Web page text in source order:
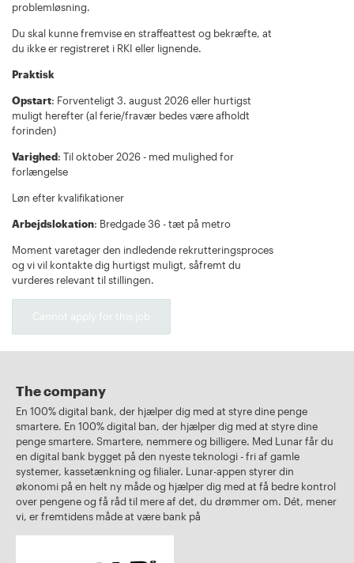
problemløsning.
Du skal kunne fremvise en straffeattest og bekræfte, at
du ikke er registreret i RKI eller lignende.
Praktisk
Opstart: Forventeligt 3. august 2026 eller hurtigst
muligt herefter (al ferie/fravær bedes være afholdt
forinden)
Varighed: Til oktober 2026 - med mulighed for
forlængelse
Løn efter kvalifikationer
Arbejdslokation: Bredgade 36 - tæt på metro
Moment varetager den indledende rekrutteringsproces
og vi vil kontakte dig hurtigst muligt, såfremt du
vurderes relevant til stillingen.
Cannot apply for this job
The company
En 100% digital bank, der hjælper dig med at styre dine penge
smartere. En 100% digital ban, der hjælper dig med at styre dine
penge smartere. Smartere, nemmere og billigere. Med Lunar får du
en digital bank bygget på den nyeste teknologi - fri af gamle
systemer, kassetænkning og filialer. Lunar-appen styrer din
økonomi på en helt ny måde og hjælper dig med at få bedre kontrol
over pengene og få råd til mere af det, du drømmer om. Dét, mener
vi, er fremtidens måde at være bank på